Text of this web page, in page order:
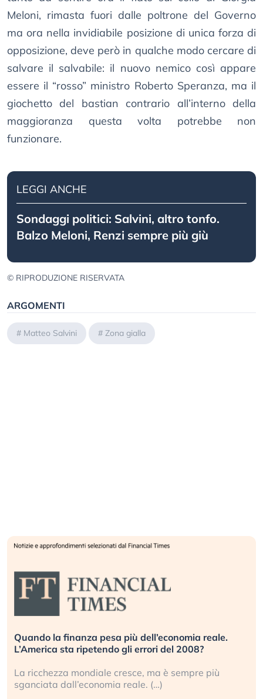
Meloni, rimasta fuori dalle poltrone del Governo
ma ora nella invidiabile posizione di unica forza di
opposizione, deve però in qualche modo cercare di
salvare il salvabile: il nuovo nemico così appare
essere il “rosso” ministro Roberto Speranza, ma il
giochetto del bastian contrario all’interno della
maggioranza questa volta potrebbe non
funzionare.
LEGGI ANCHE
Sondaggi politici: Salvini, altro tonfo.
Balzo Meloni, Renzi sempre più giù
© RIPRODUZIONE RISERVATA
ARGOMENTI
# Matteo Salvini # Zona gialla
Quando la finanza pesa più dell’economia reale.
L’America sta ripetendo gli errori del 2008?
La ricchezza mondiale cresce, ma è sempre più
sganciata dall’economia reale. (…)